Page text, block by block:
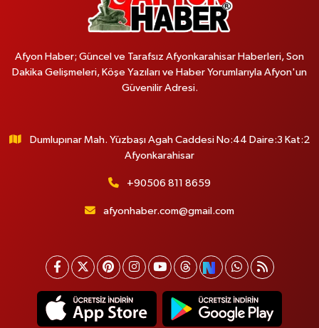
Afyon Haber; Güncel ve Tarafsız Afyonkarahisar Haberleri, Son
Dakika Gelişmeleri, Köşe Yazıları ve Haber Yorumlarıyla Afyon'un
Güvenilir Adresi.
Dumlupınar Mah. Yüzbaşı Agah Caddesi No:44 Daire:3 Kat:2
Afyonkarahisar
+90506 811 8659
afyonhaber.com@gmail.com